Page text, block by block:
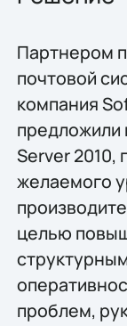
Партнером
почтовой
компания
предложили
Server 2010,
желаемого
целью
проблем,